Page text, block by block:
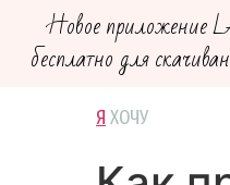
Новое приложение
бесплатно для
Я ВЕРЮ
ХОЧУ
МОГУ
ДЕЙС